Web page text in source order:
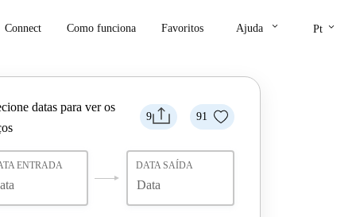
Connect Como funciona Favoritos Ajuda keyboard_arrow_down Pt keyboard_arrow_down
9 91
datas para ver os
ENTRADA DATA SAÍDA